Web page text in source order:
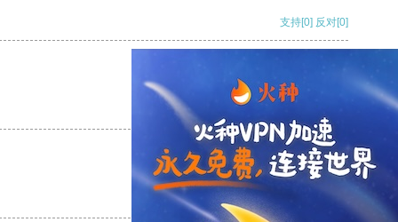
支持[0] 反对[0]
反对